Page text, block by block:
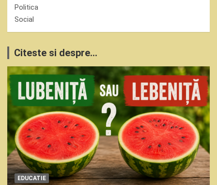
Politica
Social
Citeste si despre...
EDUCATIE